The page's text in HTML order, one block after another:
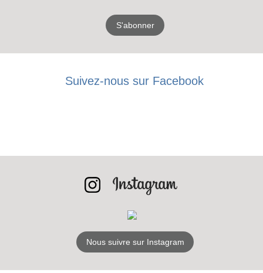
S'abonner
Suivez-nous sur Facebook
Nous suivre sur Instagram